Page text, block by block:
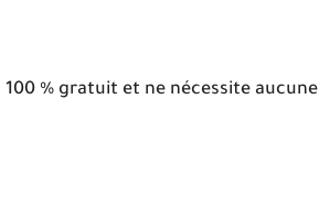
% gratuit et ne nécessite aucune